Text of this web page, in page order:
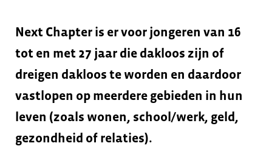
Next Chapter is er voor jongeren van 16
tot en met 27 jaar die dakloos zijn of
dreigen dakloos te worden en daardoor
vastlopen op meerdere gebieden in hun
leven (zoals wonen, school/werk, geld,
gezondheid of relaties).